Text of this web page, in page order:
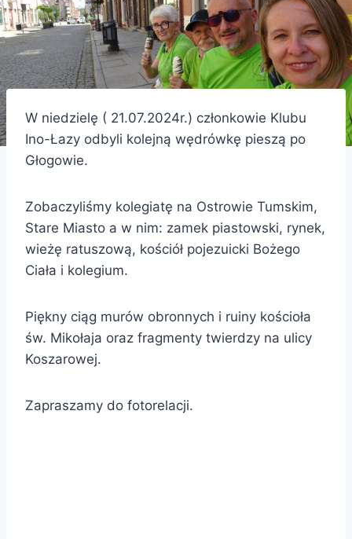
W niedzielę ( 21.07.2024r.) członkowie Klubu
Ino-Łazy odbyli kolejną wędrówkę pieszą po
Głogowie.
Zobaczyliśmy kolegiatę na Ostrowie Tumskim,
Stare Miasto a w nim: zamek piastowski, rynek,
wieżę ratuszową, kościół pojezuicki Bożego
Ciała i kolegium.
Piękny ciąg murów obronnych i ruiny kościoła
św. Mikołaja oraz fragmenty twierdzy na ulicy
Koszarowej.
Zapraszamy do fotorelacji.